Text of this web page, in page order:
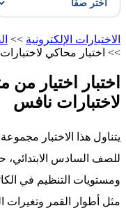
الاختبارات الإلكترونية >>
>> اختبار محاكي
اختبار اختيار
لاختبارات نافس
يتناول هذا الاختبار
للصف السادس
ومستويات التنظيم في
مثل أطوار القمر وتغيرات